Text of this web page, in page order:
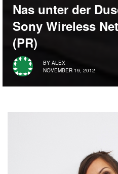
Nas unter der
Sony Wireless
(PR)
BY ALEX
NOVEMBER 19, 2012